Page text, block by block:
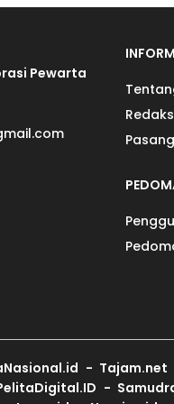
Pewarta
Tajam.net